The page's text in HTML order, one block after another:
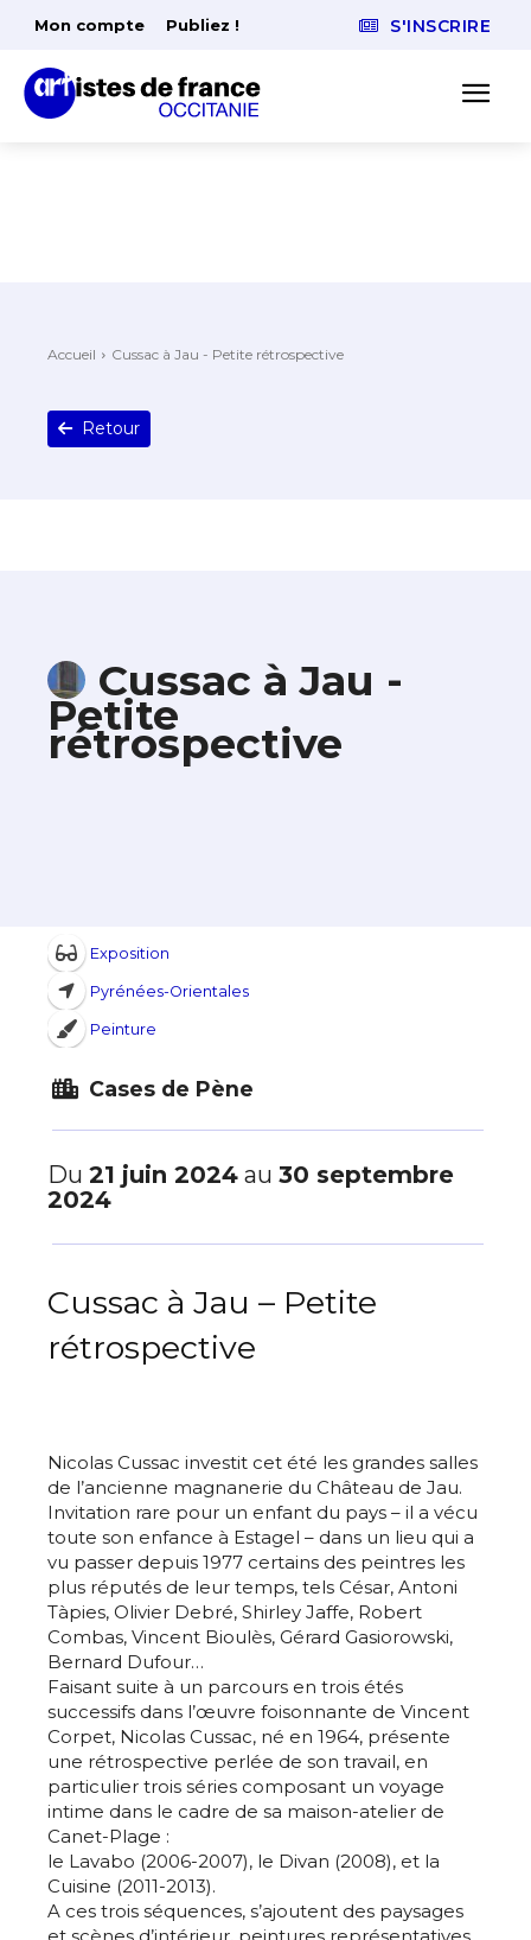
Mon compte Publiez ! S'INSCRIRE
Accueil Cussac à Jau - Petite rétrospective
Retour
Cussac à Jau -
Petite
rétrospective
Exposition
Pyrénées-Orientales
Peinture
Cases de Pène
Du 21 juin 2024 au 30 septembre
2024
Cussac à Jau – Petite
rétrospective
Nicolas Cussac investit cet été les grandes salles
de l’ancienne magnanerie du Château de Jau.
Invitation rare pour un enfant du pays – il a vécu
toute son enfance à Estagel – dans un lieu qui a
vu passer depuis 1977 certains des peintres les
plus réputés de leur temps, tels César, Antoni
Tàpies, Olivier Debré, Shirley Jaffe, Robert
Combas, Vincent Bioulès, Gérard Gasiorowski,
Bernard Dufour…
Faisant suite à un parcours en trois étés
successifs dans l’œuvre foisonnante de Vincent
Corpet, Nicolas Cussac, né en 1964, présente
une rétrospective perlée de son travail, en
particulier trois séries composant un voyage
intime dans le cadre de sa maison-atelier de
Canet-Plage :
le Lavabo (2006-2007), le Divan (2008), et la
Cuisine (2011-2013).
A ces trois séquences, s’ajoutent des paysages